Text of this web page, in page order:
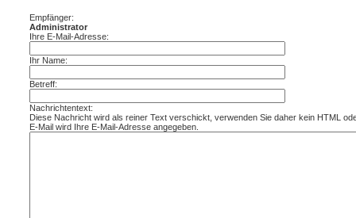
Empfänger:
Administrator
Ihre E-Mail-Adresse:
Ihr Name:
Betreff:
Nachrichtentext:
Diese Nachricht wird als reiner Text verschickt, verwenden Sie daher kein HTML
E-Mail wird Ihre E-Mail-Adresse angegeben.